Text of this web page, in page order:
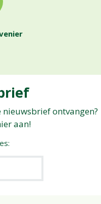
ontvangen?
aan!